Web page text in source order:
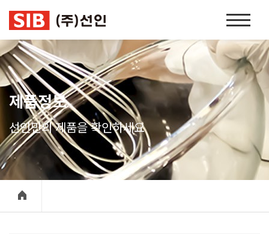
홈
이
지
네
비
게
이
제품정보
선인만의 제품을 확인하세요